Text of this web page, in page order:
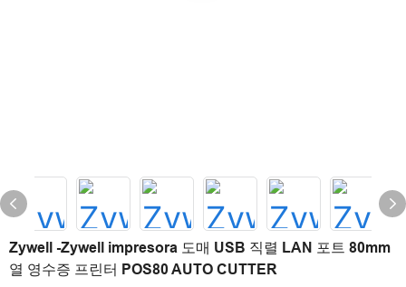
Zywell -Zywell impresora 도매 USB 직렬 LAN 포트 80mm
열 영수증 프린터 POS80 AUTO CUTTER